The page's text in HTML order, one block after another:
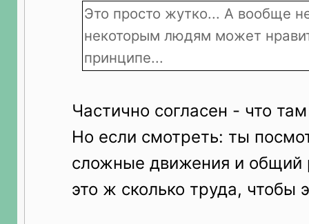
Это просто жутко... А вообще
некоторым людям может
принципе...
Частично согласен - что
Но если смотреть: ты
сложные движения и общий
это ж сколько труда, чтобы